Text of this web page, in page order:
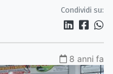
Condividi su:
8 anni fa